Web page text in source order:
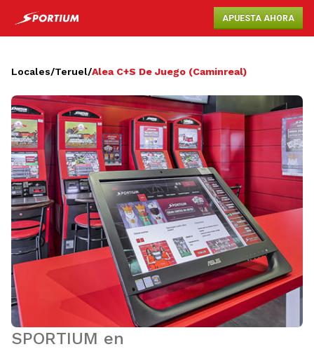
APUESTA AHORA
Locales/Teruel/Alea C+S De Juego (Caminreal)
SPORTIUM en